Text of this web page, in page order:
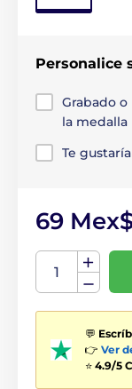
Personalice
Grabado
la medalla
Te
69
💬
👉 Ver
⭐ 4.9/5